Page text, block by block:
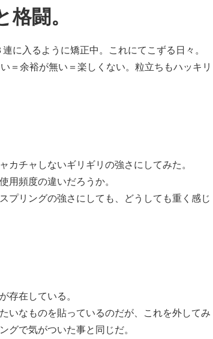
闘。
に入るように矯正中。これにてこずる日々。
＝余裕が無い＝楽しくない。粒立ちもハッキリ
チャしないギリギリの強さにしてみた。
頻度の違いだろうか。
プリングの強さにしても、どうしても重く感じ
在している。
いなものを貼っているのだが、これを外してみ
で気がついた事と同じだ。